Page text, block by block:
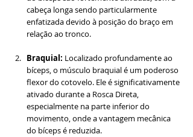
cabeça longa sendo particularmente
enfatizada devido à posição do braço em
relação ao tronco.
Braquial: Localizado profundamente ao
bíceps, o músculo braquial é um poderoso
flexor do cotovelo. Ele é significativamente
ativado durante a Rosca Direta,
especialmente na parte inferior do
movimento, onde a vantagem mecânica
do bíceps é reduzida.